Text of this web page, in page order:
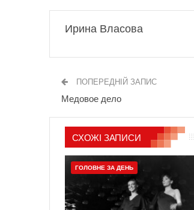
Ирина Власова
ПОПЕРЕДНІЙ ЗАПИС
Медовое дело
СХОЖІ ЗАПИСИ
ГОЛОВНЕ ЗА ДЕНЬ